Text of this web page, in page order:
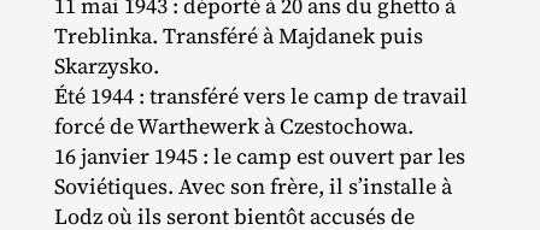
Treblinka. Transféré à Majdanek puis
Skarzysko.
Été 1944 : transféré vers le camp de travail
forcé de Warthewerk à Czestochowa.
16 janvier 1945 : le camp est ouvert par les
Soviétiques. Avec son frère, il s’installe à
Lodz où ils seront bientôt accusés de